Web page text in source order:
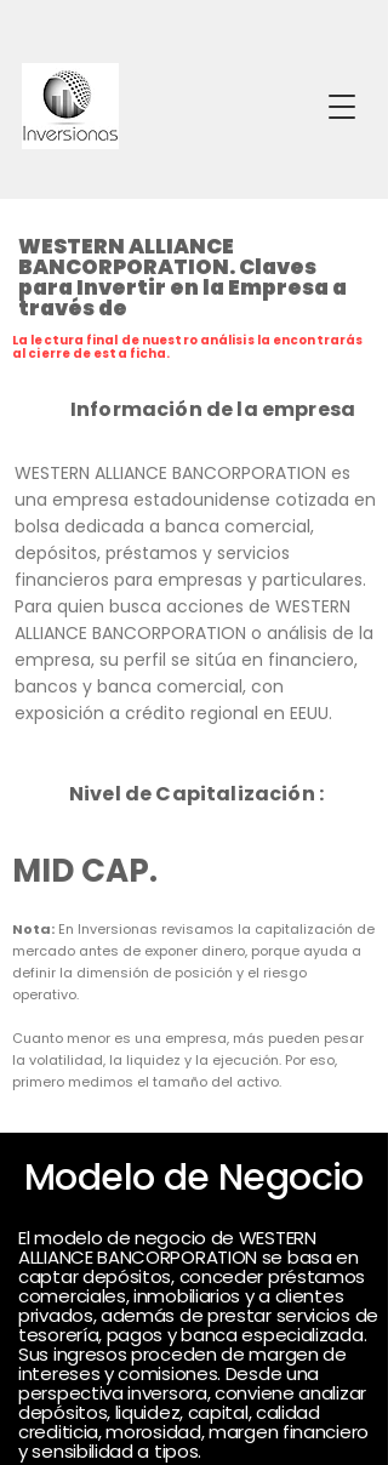
WESTERN ALLIANCE
BANCORPORATION. Claves
para Invertir en la Empresa a
través de
La lectura final de nuestro análisis la encontrarás
al cierre de esta ficha.
Información de la empresa
WESTERN ALLIANCE BANCORPORATION es
una empresa estadounidense cotizada en
bolsa dedicada a banca comercial,
depósitos, préstamos y servicios
financieros para empresas y particulares.
Para quien busca acciones de WESTERN
ALLIANCE BANCORPORATION o análisis de la
empresa, su perfil se sitúa en financiero,
bancos y banca comercial, con
exposición a crédito regional en EEUU.
Nivel de Capitalización :
MID CAP.
Nota: En Inversionas revisamos la capitalización de
mercado antes de exponer dinero, porque ayuda a
definir la dimensión de posición y el riesgo
operativo.
Cuanto menor es una empresa, más pueden pesar
la volatilidad, la liquidez y la ejecución. Por eso,
primero medimos el tamaño del activo.
Modelo de Negocio
El modelo de negocio de WESTERN
ALLIANCE BANCORPORATION se basa en
captar depósitos, conceder préstamos
comerciales, inmobiliarios y a clientes
privados, además de prestar servicios de
tesorería, pagos y banca especializada.
Sus ingresos proceden de margen de
intereses y comisiones. Desde una
perspectiva inversora, conviene analizar
depósitos, liquidez, capital, calidad
crediticia, morosidad, margen financiero
y sensibilidad a tipos.